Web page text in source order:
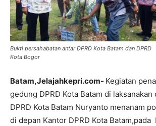
Bukti persahabatan antar DPRD Kota Batam dan DPRD
Kota Bogor
Batam,Jelajahkepri.com- Kegiatan
gedung DPRD Kota Batam di
DPRD Kota Batam Nuryanto menanam
di depan Kantor DPRD Kota Batam,pada